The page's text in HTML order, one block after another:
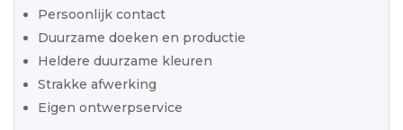
Persoonlijk contact
Duurzame doeken en productie
Heldere duurzame kleuren
Strakke afwerking
Eigen ontwerpservice